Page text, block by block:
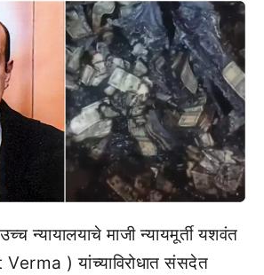
न्यायालयाचे माजी न्यायमूर्ती यशवंत
) यांच्याविरोधात संसदेत